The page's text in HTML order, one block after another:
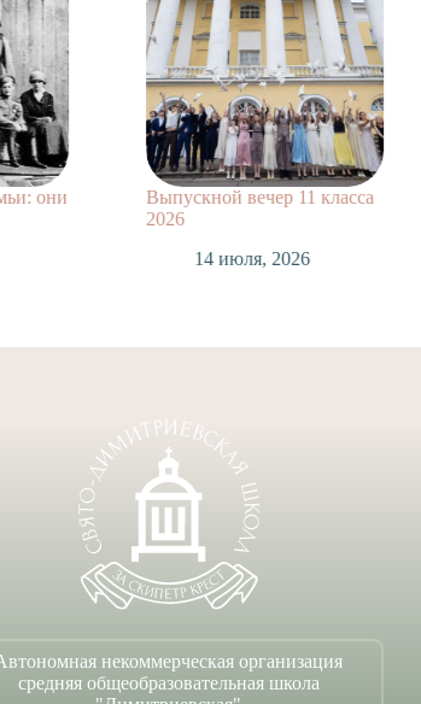
они
Выпускной вечер 11 класса
2026
14 июля, 2026
некоммерческая организация
средняя общеобразовательная школа